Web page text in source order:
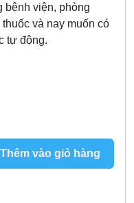
bệnh viện, phòng
và nay muốn có
tự động.
Thêm vào giỏ hàng